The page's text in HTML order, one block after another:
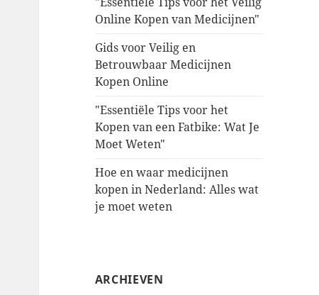
Online Kopen van Medicijnen"
Gids voor Veilig en
Betrouwbaar Medicijnen
Kopen Online
"Essentiële Tips voor het
Kopen van een Fatbike: Wat Je
Moet Weten"
Hoe en waar medicijnen
kopen in Nederland: Alles wat
je moet weten
ARCHIEVEN